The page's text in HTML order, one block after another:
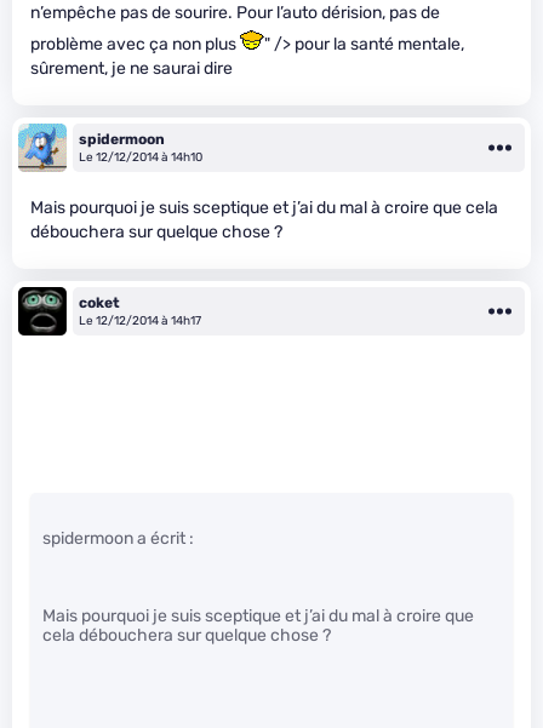
n’empêche pas de sourire. Pour l’auto dérision, pas de
problème avec ça non plus
" /> pour la santé mentale,
sûrement, je ne saurai dire
spidermoon
Le 12/12/2014 à 14h10
Mais pourquoi je suis sceptique et j’ai du mal à croire que cela
débouchera sur quelque chose ?
coket
Le 12/12/2014 à 14h17
spidermoon a écrit :
Mais pourquoi je suis sceptique et j’ai du mal à croire que
cela débouchera sur quelque chose ?